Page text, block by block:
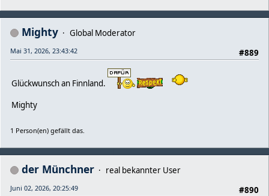
Mighty
Global Moderator
#889
Mai 31, 2026, 23:43:42
Glückwunsch an Finnland.
Mighty
1 Person(en) gefällt das.
der Münchner
real bekannter User
#890
Juni 02, 2026, 20:25:49